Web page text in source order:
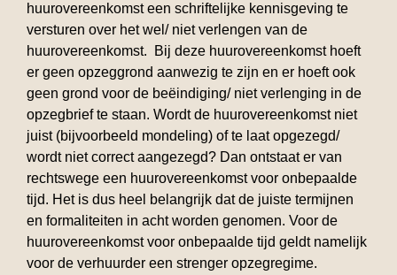
huurovereenkomst een schriftelijke kennisgeving te
versturen over het wel/ niet verlengen van de
huurovereenkomst. Bij deze huurovereenkomst hoeft
er geen opzeggrond aanwezig te zijn en er hoeft ook
geen grond voor de beëindiging/ niet verlenging in de
opzegbrief te staan. Wordt de huurovereenkomst niet
juist (bijvoorbeeld mondeling) of te laat opgezegd/
wordt niet correct aangezegd? Dan ontstaat er van
rechtswege een huurovereenkomst voor onbepaalde
tijd. Het is dus heel belangrijk dat de juiste termijnen
en formaliteiten in acht worden genomen. Voor de
huurovereenkomst voor onbepaalde tijd geldt namelijk
voor de verhuurder een strenger opzegregime.